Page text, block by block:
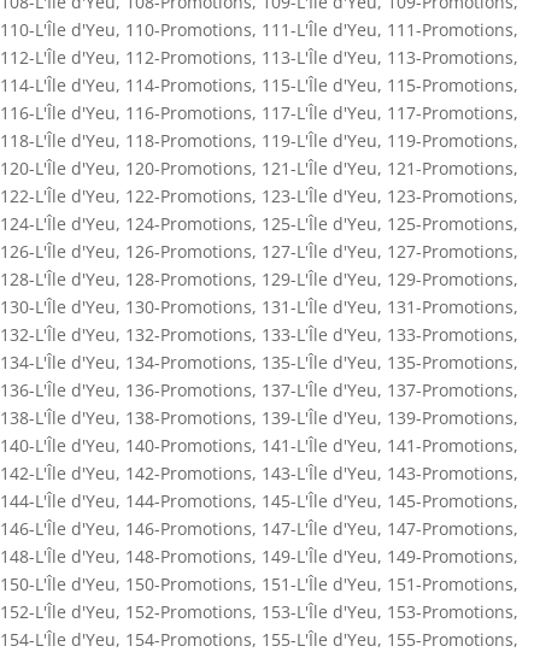
110-L'Île d'Yeu, 110-Promotions, 111-L'Île d'Yeu, 111-Promotions,
112-L'Île d'Yeu, 112-Promotions, 113-L'Île d'Yeu, 113-Promotions,
114-L'Île d'Yeu, 114-Promotions, 115-L'Île d'Yeu, 115-Promotions,
116-L'Île d'Yeu, 116-Promotions, 117-L'Île d'Yeu, 117-Promotions,
118-L'Île d'Yeu, 118-Promotions, 119-L'Île d'Yeu, 119-Promotions,
120-L'Île d'Yeu, 120-Promotions, 121-L'Île d'Yeu, 121-Promotions,
122-L'Île d'Yeu, 122-Promotions, 123-L'Île d'Yeu, 123-Promotions,
124-L'Île d'Yeu, 124-Promotions, 125-L'Île d'Yeu, 125-Promotions,
126-L'Île d'Yeu, 126-Promotions, 127-L'Île d'Yeu, 127-Promotions,
128-L'Île d'Yeu, 128-Promotions, 129-L'Île d'Yeu, 129-Promotions,
130-L'Île d'Yeu, 130-Promotions, 131-L'Île d'Yeu, 131-Promotions,
132-L'Île d'Yeu, 132-Promotions, 133-L'Île d'Yeu, 133-Promotions,
134-L'Île d'Yeu, 134-Promotions, 135-L'Île d'Yeu, 135-Promotions,
136-L'Île d'Yeu, 136-Promotions, 137-L'Île d'Yeu, 137-Promotions,
138-L'Île d'Yeu, 138-Promotions, 139-L'Île d'Yeu, 139-Promotions,
140-L'Île d'Yeu, 140-Promotions, 141-L'Île d'Yeu, 141-Promotions,
142-L'Île d'Yeu, 142-Promotions, 143-L'Île d'Yeu, 143-Promotions,
144-L'Île d'Yeu, 144-Promotions, 145-L'Île d'Yeu, 145-Promotions,
146-L'Île d'Yeu, 146-Promotions, 147-L'Île d'Yeu, 147-Promotions,
148-L'Île d'Yeu, 148-Promotions, 149-L'Île d'Yeu, 149-Promotions,
150-L'Île d'Yeu, 150-Promotions, 151-L'Île d'Yeu, 151-Promotions,
152-L'Île d'Yeu, 152-Promotions, 153-L'Île d'Yeu, 153-Promotions,
154-L'Île d'Yeu, 154-Promotions, 155-L'Île d'Yeu, 155-Promotions,